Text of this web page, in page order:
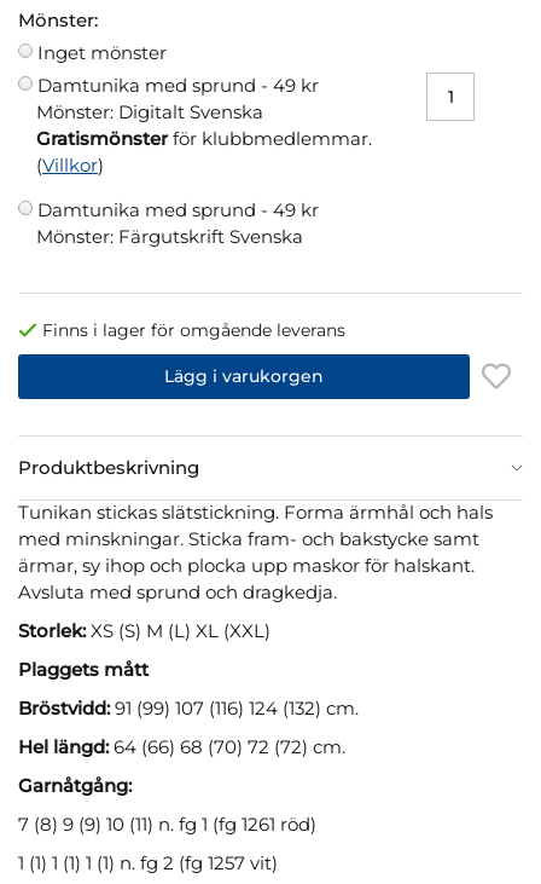
Mönster:
Inget mönster
Damtunika med sprund - 49 kr
Mönster: Digitalt Svenska
Gratismönsterför klubbmedlemmar.
(Villkor)
Damtunika med sprund - 49 kr
Mönster: Färgutskrift Svenska
Finns i lager för omgående leverans
Lägg i varukorgen
Produktbeskrivning
Tunikan stickas slätstickning. Forma ärmhål och hals
med minskningar. Sticka fram- och bakstycke samt
ärmar, sy ihop och plocka upp maskor för halskant.
Avsluta med sprund och dragkedja.
Storlek:XS (S) M (L) XL (XXL)
Plaggets mått
Bröstvidd:91 (99) 107 (116) 124 (132) cm.
Hel längd:64 (66) 68 (70) 72 (72) cm.
Garnåtgång:
7 (8) 9 (9) 10 (11) n. fg 1 (fg 1261 röd)
1 (1) 1 (1) 1 (1) n. fg 2 (fg 1257 vit)